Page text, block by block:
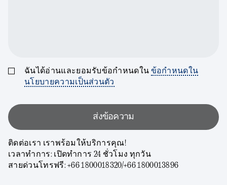
ฉันได้อ่านและยอมรับข้อกำหนดใน ข้อกำหนดใน
นโยบายความเป็นส่วนตัว
ส่งข้อความ
ติดต่อเรา เราพร้อมให้บริการคุณ!
เวลาทำการ: เปิดทำการ 24 ชั่วโมง ทุกวัน
สายด่วนโทรฟรี: +66 1800018320/+66 1800013896